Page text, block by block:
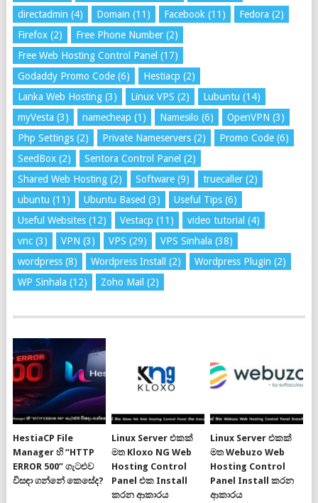
directadmin (4) Domain (11) Facebook (11) Fedora (2)
Firefox(2) Free Phone Number(2)
Free Web Hosting Control Panel (17)
Godaddy Promo Code(6) Hestiacp (2)
Lanka Web Hosting(3) Linux VPS (2) Lubuntu (14)
myVesta (3) namecheap (1) Namesilo (6) OpenVPN (3)
Php Settings(2) Private Nameservers(2) Promo Code(6)
SeedBox(2) Sentora Control Panel (2)
Shared Web Hosting(2) Software(9) truecaller(2)
ubuntu (11) Ubuntu Based (3) Useful Tips(6)
Useful Websites(12) Vestacp (11) video tutorial (4)
vnc(3) VPN (3) VPS (29) VPS Sinhala (38)
wordpress(8) Wordpress Install (2) Wordpress Plugin (2)
WP Sinhala (12) Zoho Mail (2)
HestiaCP File
Manager හි “HTTP
ERROR 500” ගැටළුව
විසඳා ගන්නේ කෙසේද?
Linux Server එකක්
මත Kloxo NG Web
Hosting Control
Panel එක Install
කරන ආකාරය
Linux Server එකක්
මත Webuzo Web
Hosting Control
Panel Install කරන
ආකාරය